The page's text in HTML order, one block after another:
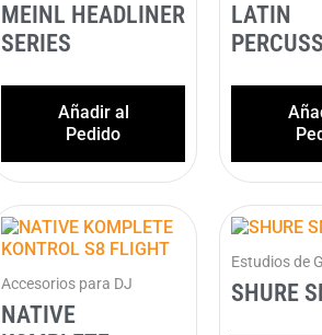
MEINL HEADLINER
SERIES
Añadir al
Pedido
LATIN
Accesorios para DJ
NATIVE
Estudios de
SHURE